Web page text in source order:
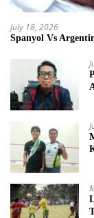
July 18, 2026
Spanyol Vs